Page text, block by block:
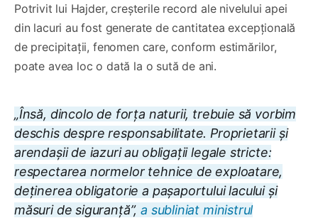
Potrivit lui Hajder, creșterile record ale nivelului apei
din lacuri au fost generate de cantitatea excepțională
de precipitații, fenomen care, conform estimărilor,
poate avea loc o dată la o sută de ani.
„Însă, dincolo de forța naturii, trebuie să vorbim
deschis despre responsabilitate. Proprietarii și
arendașii de iazuri au obligații legale stricte:
respectarea normelor tehnice de exploatare,
deținerea obligatorie a pașaportului lacului și
măsuri de siguranță”,a subliniat ministrul